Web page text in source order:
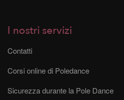
I nostri servizi
Contatti
Corsi online di Poledance
Sicurezza durante la Pole Dance